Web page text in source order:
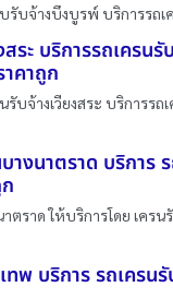
รับจ้างบึงบูรพ์ บริการรถเ
ระ บริการรถเครนรั
าคาถูก
รับจ้างเวียงสระ บริการรถ
างนาตราด บริการ
ตราด ให้บริการโดย เครน
ทพ บริการ รถเครน